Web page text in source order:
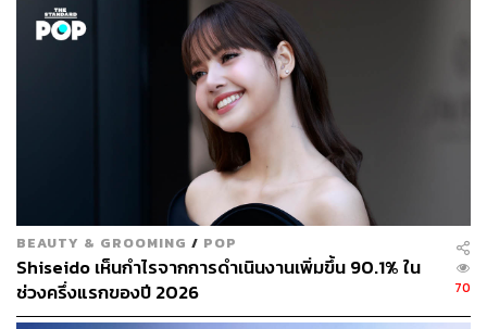
Foxconn ชนวนควบรวม?
อย่างไรก็ตาม ชั่วระยะเวลาไม่ทันข้ามคืน กระแสข่าวใหม่
เกี่ยวกับการควบรวมระหว่าง Honda และ Nissan มีประเด็น
ใหม่ที่น่าสนใจตามออกมา กล่าวคือ ‘Foxconn’ บริษัทด้าน
เทคโนโลยีรายใหญ่ของไต้หวัน ปรากฏชื่อว่าเข้ามาเป็น
ชนวนเหตุสำคัญของการควบรวมนี้ ด้วยเหตุจากการเข้ามา
เจรจาซื้อหุ้นของ Nissan นัยว่าเป็นการซื้อกิจการ
(Takeover)
รายงานข่าวดังกล่าวระบุที่มาจากแหล่งข่าวภายในว่า
BEAUTY & GROOMING / POP
Shiseido เห็นกำไรจากการดำเนินงานเพิ่มขึ้น 90.1% ใน
ช่วงครึ่งแรกของปี 2026
70